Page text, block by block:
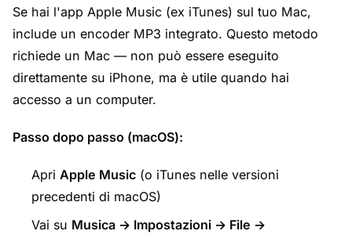
Se hai l'app Apple Music (ex iTunes) sul tuo Mac,
include un encoder MP3 integrato. Questo metodo
richiede un Mac — non può essere eseguito
direttamente su iPhone, ma è utile quando hai
accesso a un computer.
Passo dopo passo (macOS):
Apri Apple Music (o iTunes nelle versioni
precedenti di macOS)
Vai su Musica → Impostazioni → File →